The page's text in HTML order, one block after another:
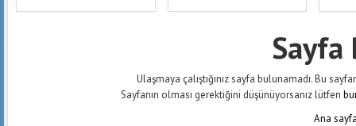
Sayfa
Ulaşmaya çalıştığınız sayfa bulunamadı. Bu
Sayfanın olması gerektiğini düşünüyorsanız lütfen
Ana